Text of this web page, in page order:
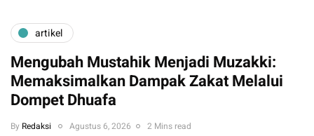
artikel
Mengubah Mustahik Menjadi Muzakki:
Memaksimalkan Dampak Zakat Melalui
Dompet Dhuafa
By Redaksi Agustus 6, 2026 2 Mins read